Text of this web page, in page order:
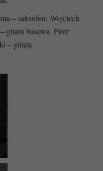
– saksofon, Wojciech
gitara basowa, Piotr
– gitara.